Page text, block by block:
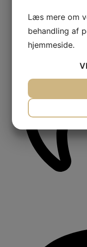
Læs mere om
behandling af
hjemmeside.
MARKETING